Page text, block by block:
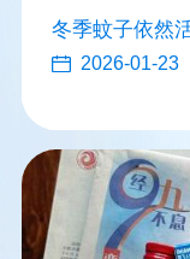
冬季蚊子依然
2026-01-23